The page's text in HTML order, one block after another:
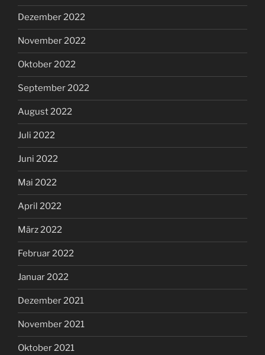
Dezember 2022
November 2022
Oktober 2022
September 2022
August 2022
Juli 2022
Juni 2022
Mai 2022
April 2022
März 2022
Februar 2022
Januar 2022
Dezember 2021
November 2021
Oktober 2021